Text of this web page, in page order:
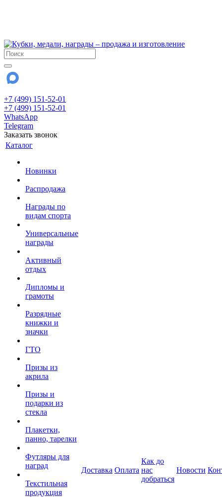
+7 (499) 151-52-01
+7 (499) 151-52-01
WhatsApp
Telegram
Заказать звонок
Каталог
Новинки
Распродажа
Награды по
видам спорта
Универсальные
награды
Активный
отдых
Дипломы и
грамоты
Разрядные
книжки и
значки
ГТО
Призы из
акрила
Призы и
подарки из
стекла
Плакетки,
панно, тарелки
Футляры для
наград
Текстильная
продукция
Доставка Оплата
Как до
нас
добраться
Новости